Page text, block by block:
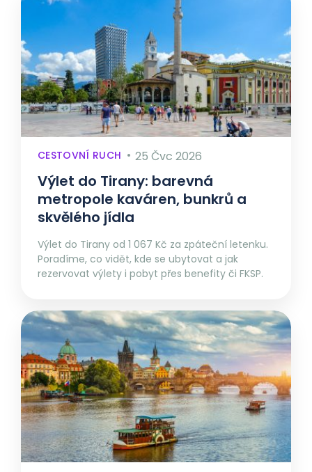
CESTOVNÍ RUCH 25 Čvc 2026
Výlet do Tirany: barevná
metropole kaváren, bunkrů a
skvělého jídla
Výlet do Tirany od 1 067 Kč za zpáteční letenku.
Poradíme, co vidět, kde se ubytovat a jak
rezervovat výlety i pobyt přes benefity či FKSP.